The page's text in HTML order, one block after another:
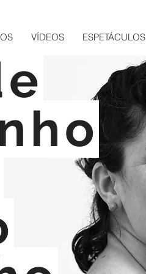
VÍDEOS ESPETÁCULOS